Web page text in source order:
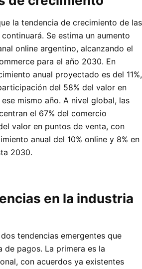
la tendencia de crecimiento de las
Se estima un aumento
online argentino, alcanzando el
para el año 2030. En
anual proyectado es del 11%,
del 58% del valor en
mismo año. A nivel global, las
el 67% del comercio
valor en puntos de venta, con
anual del 10% online y 8% en
2030.
en la industria
tendencias emergentes que
de pagos. La primera es la
con acuerdos ya existentes